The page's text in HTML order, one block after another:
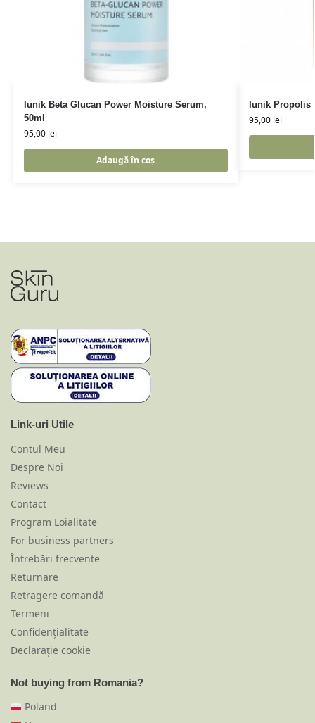
Iunik Beta Glucan Power Moisture Serum,
50ml
95,00 lei
Adaugă în coș
Iunik Propolis
95,00 lei
Link-uri Utile
Contul Meu
Despre Noi
Reviews
Contact
Program Loialitate
For business partners
Întrebări frecvente
Returnare
Retragere comandă
Termeni
Confidențialitate
Declarație cookie
Not buying from Romania?
Poland